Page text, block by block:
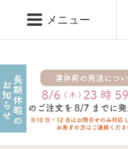
メニュー